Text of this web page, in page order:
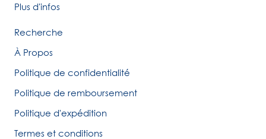
Plus d'infos
Recherche
À Propos
Politique de confidentialité
Politique de remboursement
Politique d'expédition
Termes et conditions